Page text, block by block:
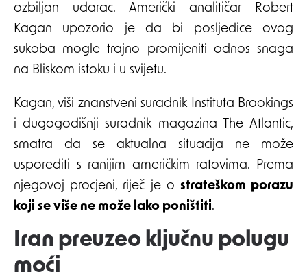
ozbiljan udarac. Američki analitičar Robert
Kagan upozorio je da bi posljedice ovog
sukoba mogle trajno promijeniti odnos snaga
na Bliskom istoku i u svijetu.
Kagan, viši znanstveni suradnik Instituta Brookings
i dugogodišnji suradnik magazina The Atlantic,
smatra da se aktualna situacija ne može
usporediti s ranijim američkim ratovima. Prema
njegovoj procjeni, riječ je o strateškom porazu
koji se više ne može lako poništiti.
Iran preuzeo ključnu polugu
moći